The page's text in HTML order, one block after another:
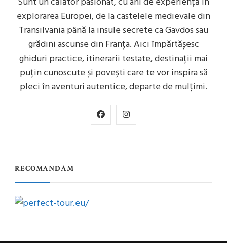
explorarea Europei, de la castelele medievale din
Transilvania până la insule secrete ca Gavdos sau
grădini ascunse din Franța. Aici împărtășesc
ghiduri practice, itinerarii testate, destinații mai
puțin cunoscute și povești care te vor inspira să
pleci în aventuri autentice, departe de mulțimi.
RECOMANDĂM